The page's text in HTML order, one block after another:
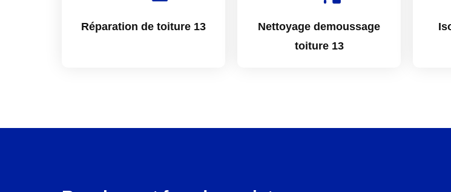
Réparation de toiture 13
Nettoyage demoussage
toiture 13